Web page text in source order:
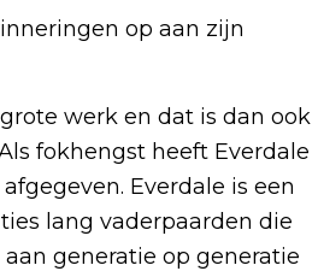
op aan zijn
werk en dat is dan ook
fokhengst heeft Everdale
Everdale is een
lang vaderpaarden die
generatie op generatie